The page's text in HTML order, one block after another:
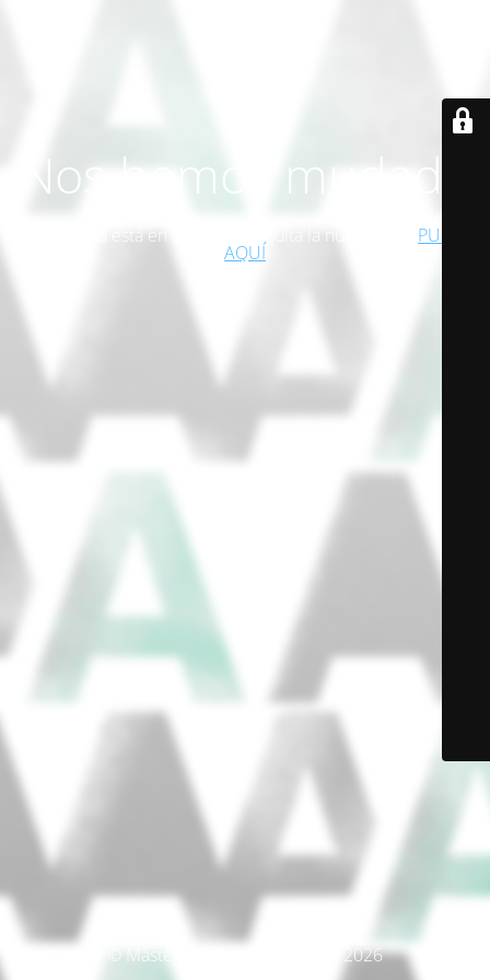
Nos hemos mudado
Esta página está en desuso. Consulta la nueva web! PULSA
AQUÍ
© Máster Producción Artística 2026